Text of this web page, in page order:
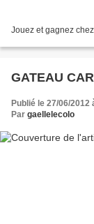
Jouez et gagnez
GATEAU
Publié le 27/06/2012
Par gaellelecolo